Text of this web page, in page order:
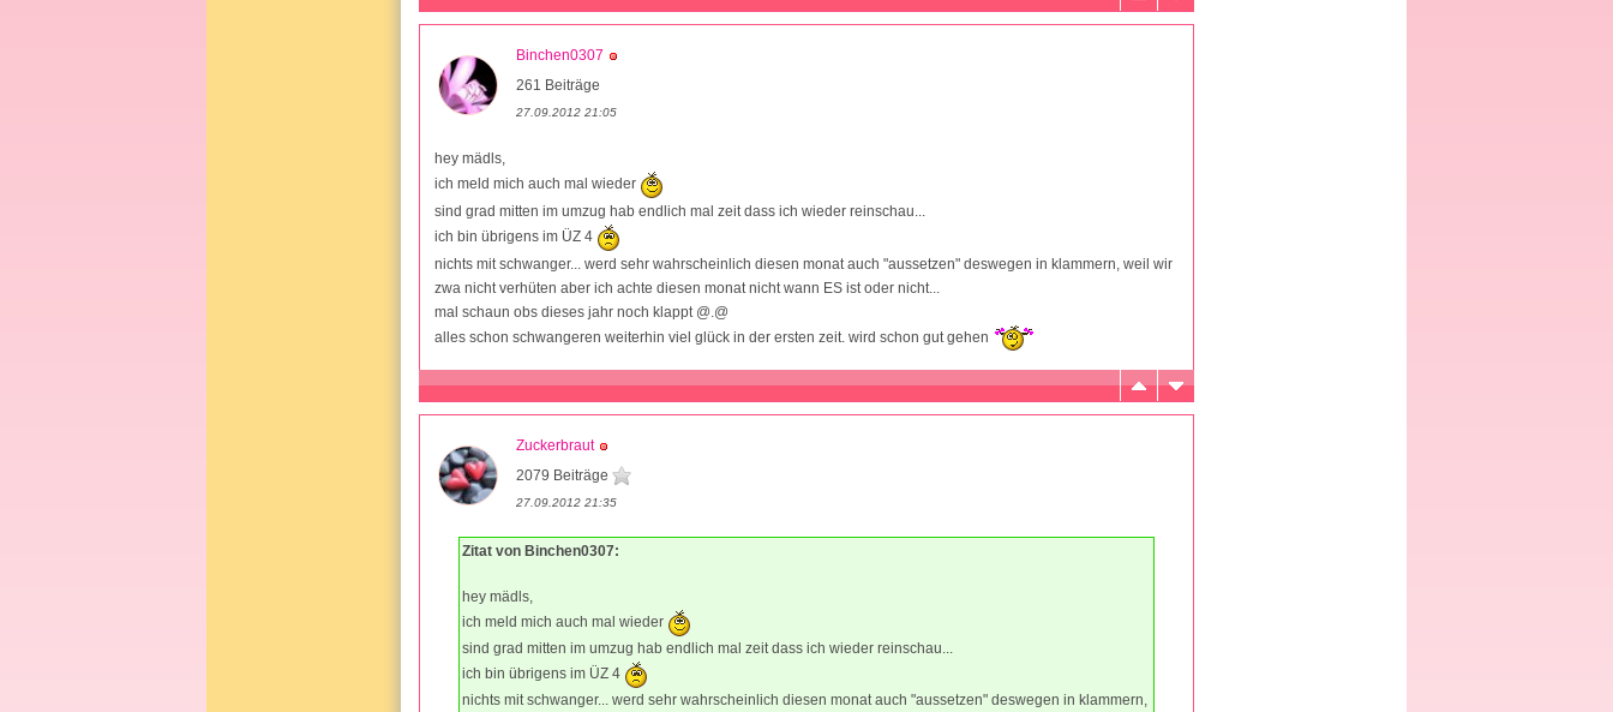
Binchen0307
261 Beiträge
27.09.2012 21:05
hey mädls,
ich meld mich auch mal wieder
sind grad mitten im umzug hab endlich mal zeit dass ich wieder reinschau...
ich bin übrigens im ÜZ 4
nichts mit schwanger... werd sehr wahrscheinlich diesen monat auch "aussetzen" deswegen in klammern, weil wir
zwa nicht verhüten aber ich achte diesen monat nicht wann ES ist oder nicht...
mal schaun obs dieses jahr noch klappt @.@
alles schon schwangeren weiterhin viel glück in der ersten zeit. wird schon gut gehen
Zuckerbraut
2079 Beiträge
27.09.2012 21:35
Zitat von Binchen0307:
hey mädls,
ich meld mich auch mal wieder
sind grad mitten im umzug hab endlich mal zeit dass ich wieder reinschau...
ich bin übrigens im ÜZ 4
nichts mit schwanger... werd sehr wahrscheinlich diesen monat auch "aussetzen" deswegen in klammern,